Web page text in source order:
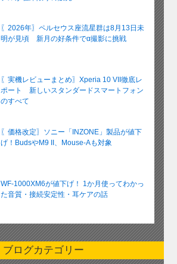
〖2026年〗ペルセウス座流星群は8月13日未
明が見頃 新月の好条件でα撮影に挑戦
〖実機レビューまとめ〗Xperia 10 VII徹底レ
ポート 新しいスタンダードスマートフォン
のすべて
〖価格改定〗ソニー「INZONE」製品が値下
げ！BudsやM9 II、Mouse-Aも対象
WF-1000XM6が値下げ！ 1か月使ってわかっ
た音質・接続安定性・耳ケアの話
ブログカテゴリー